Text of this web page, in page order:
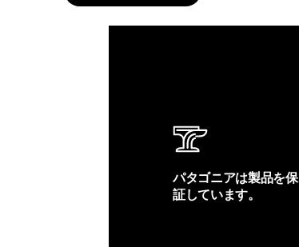
パタゴニアは製品を保
証しています。